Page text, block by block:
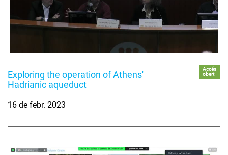
Exploring the operation of Athens'
Hadrianic aqueduct
Accés
obert
16 de febr. 2023